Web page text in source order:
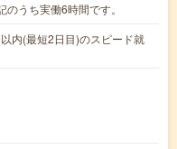
うち実働6時間です。
内(最短2日目)のスピード就